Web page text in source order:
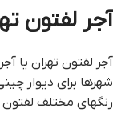
آجر لفتون
رنگهای مختلف لفتون